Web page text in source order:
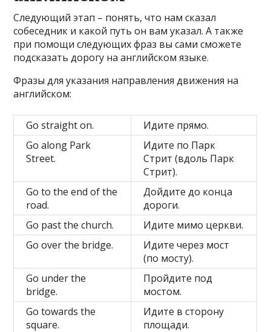
Следующий этап – понять, что нам сказал
собеседник и какой путь он вам указал. А также
при помощи следующих фраз вы сами сможете
подсказать дорогу на английском языке.
Фразы для указания направления движения на
английском:
Go straight on.
Идите прямо.
Go along Park
Street.
Идите по Парк
Стрит (вдоль Парк
Стрит).
Go to the end of the
road.
Дойдите до конца
дороги.
Go past the church.
Идите мимо церкви.
Go over the bridge.
Идите через мост
(по мосту).
Go under the
bridge.
Пройдите под
мостом.
Go towards the
square.
Идите в сторону
площади.